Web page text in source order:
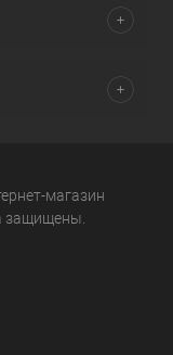
магазин
защищены.